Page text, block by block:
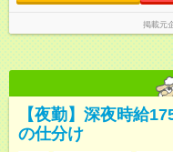
掲載元
【夜勤】深夜時給
の仕分け